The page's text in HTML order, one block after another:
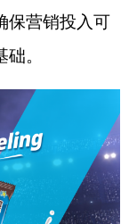
保营销投入可
。